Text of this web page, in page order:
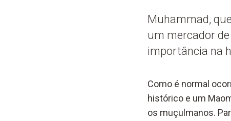
Muhammad,
um mercador
importância na
Como é normal
histórico e um
os muçulmanos.